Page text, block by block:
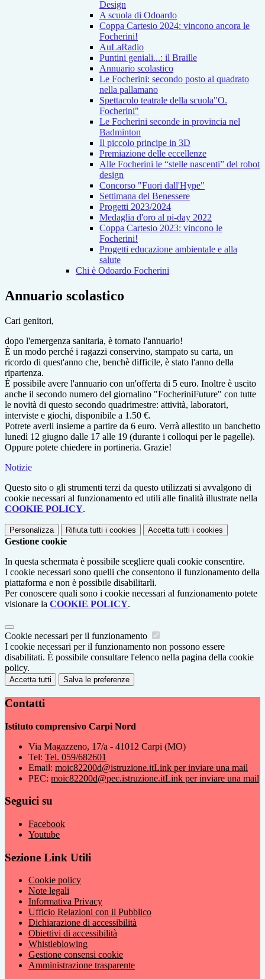
Design
A scuola di Odoardo
Coppa Cartesio 2024: vincono ancora le
Focherini!
AuLaRadio
Puntini geniali...: il Braille
Annuario scolastico
Le Focherini: secondo posto al quadrato
nella pallamano
Spettacolo teatrale della scuola"O.
Focherini"
Le Focherini seconde in provincia nel
Badminton
Il piccolo principe in 3D
Premiazione delle eccellenze
Alle Focherini le “stelle nascenti” del robot
design
Concorso "Fuori dall'Hype"
Settimana del Benessere
Progetti 2023/2024
Medaglia d'oro al pi-day 2022
Coppa Cartesio 2023: vincono le
Focherini!
Progetti educazione ambientale e alla
salute
Chi è Odoardo Focherini
Annuario scolastico
Cari genitori,
dopo l'emergenza sanitaria, è tornato l'annuario!
È un modo perché i ragazzi conservino, stampato su carta, un
ricordo di quest'anno che, benchè difficile, è stato l'anno della
ripartenza.
È possibile avere l'annuario con un'offerta di 5 euro. Inoltre è uscito
anche il secondo numero del giornalino "FocheriniFuture" con tutte
le novità di questo secondo quadrimestre: attività, laboratori,
interviste e giochi, disponibile a 1.50 €.
Potrete averli insieme a partire da 6 euro. Verrà allestito un banchetto
lunedì 12 giugno dalle 17 alle 19 (durante i colloqui per le pagelle).
Oppure potete chiedere in portineria. Grazie!
Notizie
Questo sito o gli strumenti terzi da questo utilizzati si avvalgono di
cookie necessari al funzionamento ed utili alle finalità illustrate nella
COOKIE POLICY.
Personalizza Rifiuta tutti i cookies Accetta tutti i cookies
Gestione cookie
In questa schermata è possibile scegliere quali cookie consentire.
I cookie necessari sono quelli che consentono il funzionamento della
piattaforma e non è possibile disabilitarli.
Per conoscere quali sono i cookie necessari al funzionamento potete
visionare la COOKIE POLICY.
Cookie necessari per il funzionamento
I cookie necessari per il funzionamento non possono essere
disabilitati. È possibile consultare l'elenco nella pagina della cookie
policy.
Accetta tutti Salva le preferenze
Contatti
Istituto comprensivo Carpi Nord
Via Magazzeno, 17/a - 41012 Carpi (MO)
Tel: Tel. 059/682601
Email: moic82200d@istruzione.itLink per inviare una mail
PEC: moic82200d@pec.istruzione.itLink per inviare una mail
Seguici su
Facebook
Youtube
Sezione Link Utili
Cookie policy
Note legali
Informativa Privacy
Ufficio Relazioni con il Pubblico
Dichiarazione di accessibilità
Obiettivi di accessibilità
Whistleblowing
Gestione consensi cookie
Amministrazione trasparente